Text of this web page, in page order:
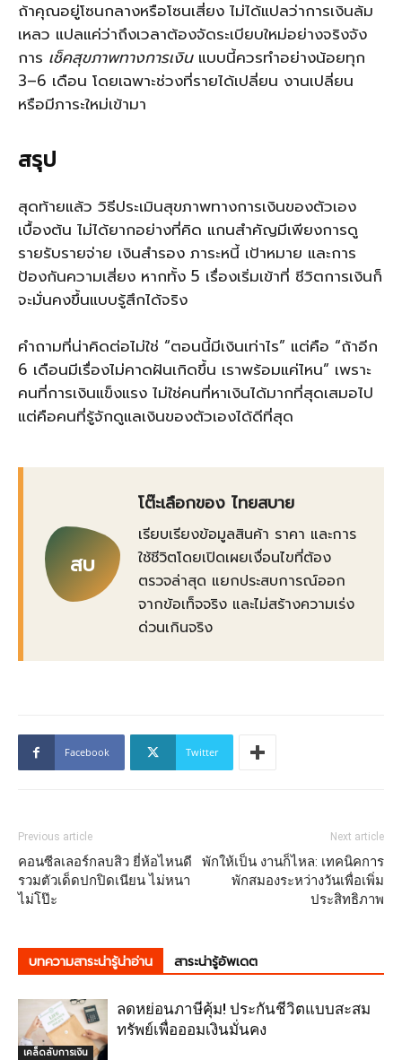
ถ้าคุณอยู่โซนกลางหรือโซนเสี่ยง ไม่ได้แปลว่าการเงินล้ม
เหลว แปลแค่ว่าถึงเวลาต้องจัดระเบียบใหม่อย่างจริงจัง
การ เช็คสุขภาพทางการเงินแบบนี้ควรทำอย่างน้อยทุก
3–6 เดือน โดยเฉพาะช่วงที่รายได้เปลี่ยน งานเปลี่ยน
หรือมีภาระใหม่เข้ามา
สรุป
สุดท้ายแล้ว วิธีประเมินสุขภาพทางการเงินของตัวเอง
เบื้องต้น ไม่ได้ยากอย่างที่คิด แกนสำคัญมีเพียงการดู
รายรับรายจ่าย เงินสำรอง ภาระหนี้ เป้าหมาย และการ
ป้องกันความเสี่ยง หากทั้ง 5 เรื่องเริ่มเข้าที่ ชีวิตการเงินก็
จะมั่นคงขึ้นแบบรู้สึกได้จริง
คำถามที่น่าคิดต่อไม่ใช่ “ตอนนี้มีเงินเท่าไร” แต่คือ “ถ้าอีก
6 เดือนมีเรื่องไม่คาดฝันเกิดขึ้น เราพร้อมแค่ไหน” เพราะ
คนที่การเงินแข็งแรง ไม่ใช่คนที่หาเงินได้มากที่สุดเสมอไป
แต่คือคนที่รู้จักดูแลเงินของตัวเองได้ดีที่สุด
สบ
โต๊ะเลือกของ ไทยสบาย
เรียบเรียงข้อมูลสินค้า ราคา และการ
ใช้ชีวิตโดยเปิดเผยเงื่อนไขที่ต้อง
ตรวจล่าสุด แยกประสบการณ์ออก
จากข้อเท็จจริง และไม่สร้างความเร่ง
ด่วนเกินจริง
Facebook Twitter
Previous article
คอนซีลเลอร์กลบสิว ยี่ห้อไหนดี
รวมตัวเด็ดปกปิดเนียน ไม่หนา
ไม่โป๊ะ
Next article
พักให้เป็น งานก็ไหล: เทคนิคการ
พักสมองระหว่างวันเพื่อเพิ่ม
ประสิทธิภาพ
บทความสาระน่ารู้น่าอ่าน สาระน่ารู้อัพเดต
เคล็ดลับการเงิน
ลดหย่อนภาษีคุ้ม! ประกันชีวิตแบบสะสม
ทรัพย์เพื่อออมเงินมั่นคง